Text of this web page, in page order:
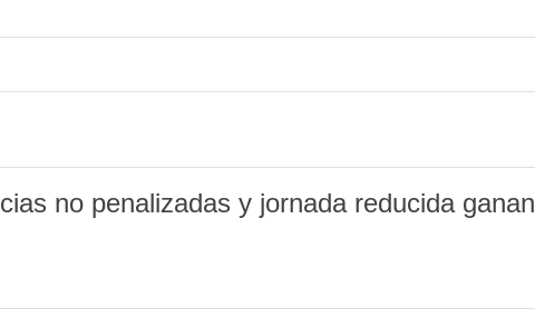
no penalizadas y jornada reducida ganan